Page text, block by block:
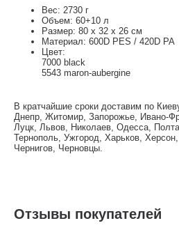
Вес: 2730 г
Объем: 60+10 л
Размер: 80 x 32 x 26 см
Материал: 600D PES / 420D PA
Цвет:
7000 black
5543 maron-aubergine
В кратчайшие сроки доставим по
Днепр, Житомир, Запорожье, Ивано-
Луцк, Львов, Николаев, Одесса,
Тернополь, Ужгород, Харьков,
Чернигов, Черновцы.
Отзывы покупателей